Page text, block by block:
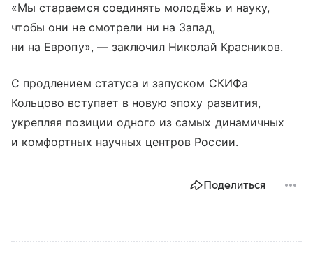
«Мы стараемся соединять молодёжь и науку,
чтобы они не смотрели ни на Запад,
ни на Европу», — заключил Николай Красников.
С продлением статуса и запуском СКИФа
Кольцово вступает в новую эпоху развития,
укрепляя позиции одного из самых динамичных
и комфортных научных центров России.
Поделиться